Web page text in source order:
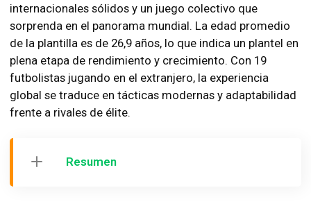
internacionales sólidos y un juego colectivo que
sorprenda en el panorama mundial. La edad promedio
de la plantilla es de 26,9 años, lo que indica un plantel en
plena etapa de rendimiento y crecimiento. Con 19
futbolistas jugando en el extranjero, la experiencia
global se traduce en tácticas modernas y adaptabilidad
frente a rivales de élite.
Resumen